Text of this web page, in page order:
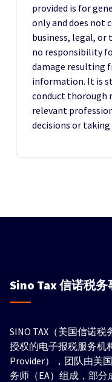
provided is for
only and does not
business, legal, or
no responsibility
damage resulting
information. It is
conduct thorough
relevant
decisions or
Sino Tax信诺税务
SINO TAX（美国信诺税
授权的电子报税服务机
Provider），团队由美
务师（EA）组成，部